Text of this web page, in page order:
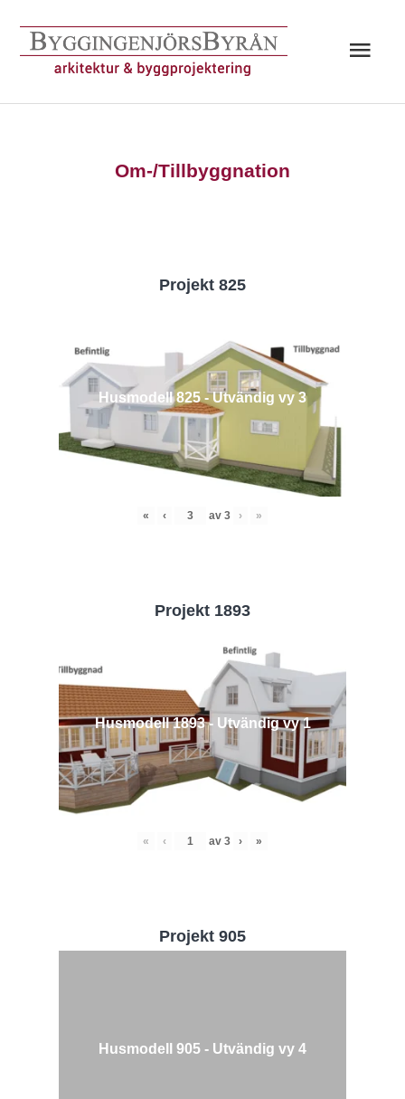
innehåll
Om-/Tillbyggnation
Projekt 825
Husmodell 825 - Utvändig vy 3
« ‹ av 3 › »
Projekt 1893
Husmodell 1893 - Utvändig vy 1
« ‹ av 3 › »
Projekt 905
Husmodell 905 - Utvändig vy 4